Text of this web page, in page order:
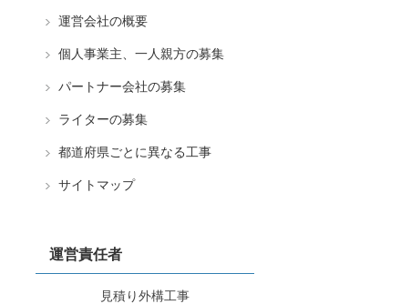
運営会社の概要
個人事業主、一人親方の募集
パートナー会社の募集
ライターの募集
都道府県ごとに異なる工事
サイトマップ
運営責任者
見積り外構工事